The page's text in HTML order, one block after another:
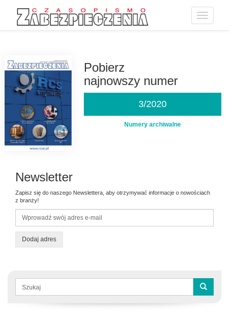
Toggle
Pobierz
najnowszy numer
3/2020
Numery archiwalne
Newsletter
Zapisz się do naszego Newslettera, aby otrzymywać informacje o nowościach
z branży!
Dodaj adres
Formularz
wyszukiwania